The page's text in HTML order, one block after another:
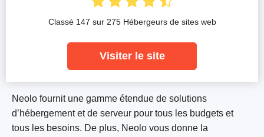
Neolo fournit une gamme étendue de solutions
d’hébergement et de serveur pour tous les budgets et
tous les besoins. De plus, Neolo vous donne la
Classé 147 sur 275 Hébergeurs de sites web
Visiter le site